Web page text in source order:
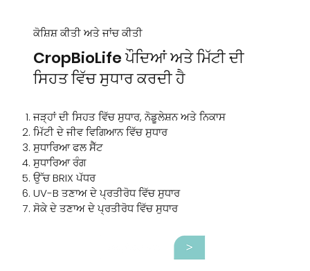
ਕੋਸ਼ਿਸ਼ ਕੀਤੀ ਅਤੇ ਜਾਂਚ ਕੀਤੀ
CropBioLife ਪੌਦਿਆਂ ਅਤੇ ਮਿੱਟੀ ਦੀ
ਸਿਹਤ ਵਿੱਚ ਸੁਧਾਰ ਕਰਦੀ ਹੈ
ਜੜ੍ਹਾਂ ਦੀ ਸਿਹਤ ਵਿੱਚ ਸੁਧਾਰ, ਨੋਡੂਲੇਸ਼ਨ ਅਤੇ ਨਿਕਾਸ
ਮਿੱਟੀ ਦੇ ਜੀਵ ਵਿਗਿਆਨ ਵਿੱਚ ਸੁਧਾਰ
ਸੁਧਾਰਿਆ ਫਲ ਸੈੱਟ
ਸੁਧਾਰਿਆ ਰੰਗ
ਉੱਚ BRIX ਪੱਧਰ
UV-B ਤਣਾਅ ਦੇ ਪ੍ਰਤੀਰੋਧ ਵਿੱਚ ਸੁਧਾਰ
ਸੋਕੇ ਦੇ ਤਣਾਅ ਦੇ ਪ੍ਰਤੀਰੋਧ ਵਿੱਚ ਸੁਧਾਰ